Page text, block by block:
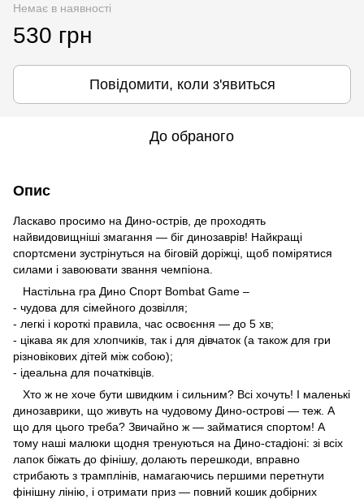
Немає в наявності
530 грн
Повідомити, коли з'явиться
До обраного
Опис
Ласкаво просимо на Дино-острів, де проходять
найвидовищніші змагання — біг динозаврів! Найкращі
спортсмени зустрінуться на біговій доріжці, щоб помірятися
силами і завоювати звання чемпіона.
Настільна гра Дино Спорт Bombat Game –
- чудова для сімейного дозвілля;
- легкі і короткі правила, час освоєння — до 5 хв;
- цікава як для хлопчиків, так і для дівчаток (а також для гри
різновікових дітей між собою);
- ідеальна для початківців.
Хто ж не хоче бути швидким і сильним? Всі хочуть! І маленькі
динозаврики, що живуть на чудовому Дино-острові — теж. А
що для цього треба? Звичайно ж — займатися спортом! А
тому наші малюки щодня тренуються на Дино-стадіоні: зі всіх
лапок біжать до фінішу, долають перешкоди, вправно
стрибають з трамплінів, намагаючись першими перетнути
фінішну лінію, і отримати приз — повний кошик добірних